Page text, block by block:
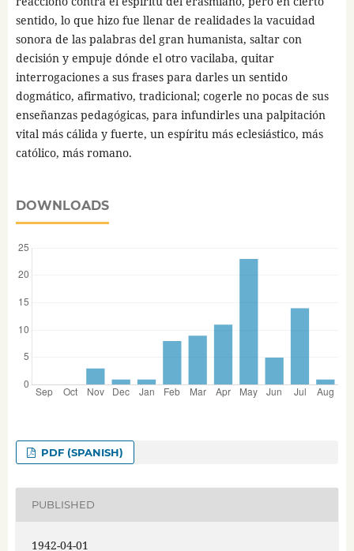
sentido, lo que hizo fue llenar de realidades la vacuidad
sonora de las palabras del gran humanista, saltar con
decisión y empuje dónde el otro vacilaba, quitar
interrogaciones a sus frases para darles un sentido
dogmático, afirmativo, tradicional; cogerle no pocas de sus
enseñanzas pedagógicas, para infundirles una palpitación
vital más cálida y fuerte, un espíritu más eclesiástico, más
católico, más romano.
DOWNLOADS
PDF (SPANISH)
PUBLISHED
1942-04-01